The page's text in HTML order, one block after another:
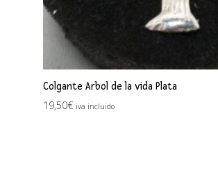
Colgante Arbol de la vida Plata
19,50€ iva incluido